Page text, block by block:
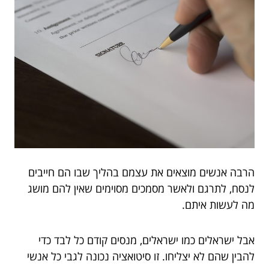
הרבה אנשים מוצאים את עצמם בהליך שבו הם חייבים
לנסח, לתרגם ולאשר מסמכים מסוימים שאין להם מושג
מה לעשות איתם.
אבל ישראלים כמו ישראלים, מנסים קודם כל לבד כדי
להבין שהם לא יצליחו. זו סיטואציה נכונה לגבי כל אנשי